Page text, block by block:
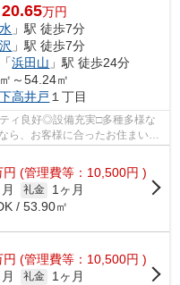
20.65万円
」駅 徒歩7分
」駅 徒歩7分
「浜田山 」駅 徒歩24分
～54.24㎡
下高井戸 １丁目
ィ良好◎設備充実□多種多様な
ら、お客様に合ったお住まいが
円 (管理費等：10,500円 )
礼金
1ヶ月
/ 53.90㎡
円 (管理費等：10,500円 )
礼金
1ヶ月